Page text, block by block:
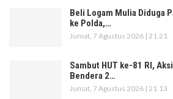
Beli Logam Mulia Diduga
ke Polda,…
Jumat, 7 Agustus 2026 | 21.21
Sambut HUT ke-81 RI,
Bendera 2…
Jumat, 7 Agustus 2026 | 21.13